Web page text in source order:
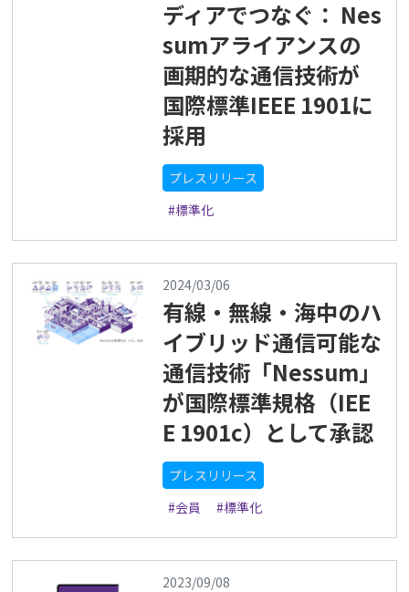
ディアでつなぐ： Nes
sumアライアンスの
画期的な通信技術が
国際標準IEEE 1901に
採用
プレスリリース
#標準化
2024/03/06
有線・無線・海中のハ
イブリッド通信可能な
通信技術「Nessum」
が国際標準規格（IEE
E 1901c）として承認
プレスリリース
#会員
#標準化
2023/09/08